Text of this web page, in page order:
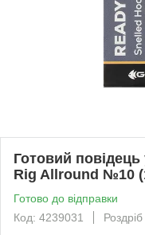
Готовий
Rig Allround №10
Готово до відправки
Код: 4239031
Роздріб